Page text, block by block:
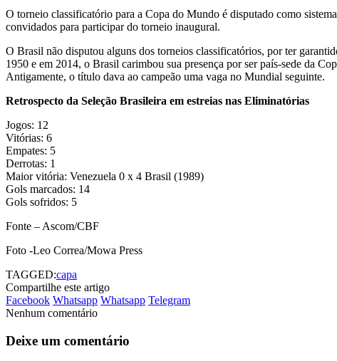
O torneio classificatório para a Copa do Mundo é disputado como
convidados para participar do torneio inaugural.
O Brasil não disputou alguns dos torneios classificatórios, por ter
1950 e em 2014, o Brasil carimbou sua presença por ser país-sede da
Antigamente, o título dava ao campeão uma vaga no Mundial seguinte.
Retrospecto da Seleção Brasileira em estreias nas Eliminatórias
Jogos: 12
Vitórias: 6
Empates: 5
Derrotas: 1
Maior vitória: Venezuela 0 x 4 Brasil (1989)
Gols marcados: 14
Gols sofridos: 5
Fonte – Ascom/CBF
Foto -Leo Correa/Mowa Press
TAGGED:capa
Compartilhe este artigo
Facebook Whatsapp Whatsapp Telegram
Nenhum comentário
Deixe um comentário